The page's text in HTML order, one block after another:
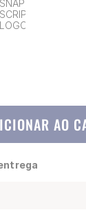
AO